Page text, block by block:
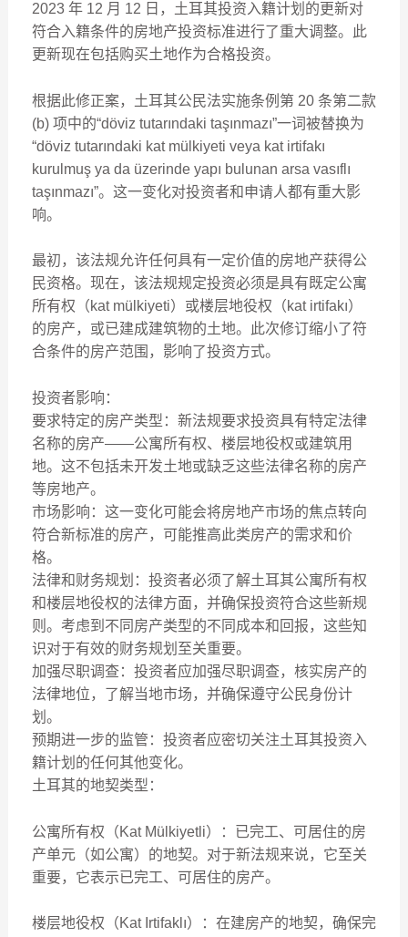
2023 年 12 月 12 日，土耳其投资入籍计划的更新对
符合入籍条件的房地产投资标准进行了重大调整。此
更新现在包括购买土地作为合格投资。
根据此修正案，土耳其公民法实施条例第 20 条第二款
(b) 项中的“döviz tutarındaki taşınmazı”一词被替换为
“döviz tutarındaki kat mülkiyeti veya kat irtifakı
kurulmuş ya da üzerinde yapı bulunan arsa vasıflı
taşınmazı”。这一变化对投资者和申请人都有重大影
响。
最初，该法规允许任何具有一定价值的房地产获得公
民资格。现在，该法规规定投资必须是具有既定公寓
所有权（kat mülkiyeti）或楼层地役权（kat irtifakı）
的房产，或已建成建筑物的土地。此次修订缩小了符
合条件的房产范围，影响了投资方式。
投资者影响：
要求特定的房产类型：新法规要求投资具有特定法律
名称的房产——公寓所有权、楼层地役权或建筑用
地。这不包括未开发土地或缺乏这些法律名称的房产
等房地产。
市场影响：这一变化可能会将房地产市场的焦点转向
符合新标准的房产，可能推高此类房产的需求和价
格。
法律和财务规划：投资者必须了解土耳其公寓所有权
和楼层地役权的法律方面，并确保投资符合这些新规
则。考虑到不同房产类型的不同成本和回报，这些知
识对于有效的财务规划至关重要。
加强尽职调查：投资者应加强尽职调查，核实房产的
法律地位，了解当地市场，并确保遵守公民身份计
划。
预期进一步的监管：投资者应密切关注土耳其投资入
籍计划的任何其他变化。
土耳其的地契类型：
公寓所有权（Kat Mülkiyetli）：已完工、可居住的房
产单元（如公寓）的地契。对于新法规来说，它至关
重要，它表示已完工、可居住的房产。
楼层地役权（Kat Irtifaklı）：在建房产的地契，确保完